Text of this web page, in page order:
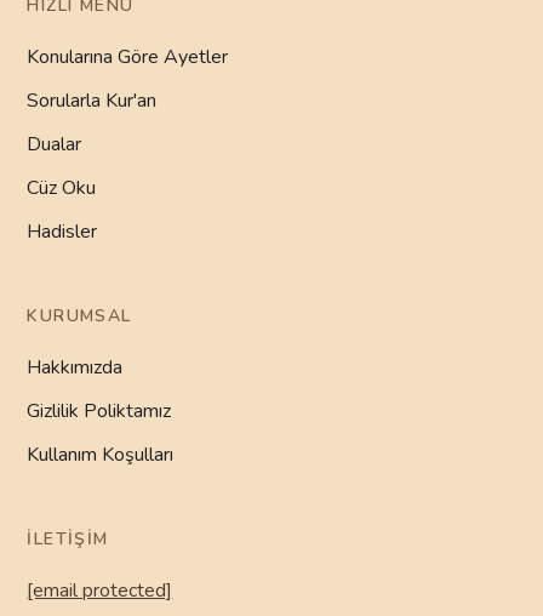
HIZLI MENÜ
Konularına Göre Ayetler
Sorularla Kur'an
Dualar
Cüz Oku
Hadisler
KURUMSAL
Hakkımızda
Gizlilik Poliktamız
Kullanım Koşulları
İLETIŞIM
[email protected]